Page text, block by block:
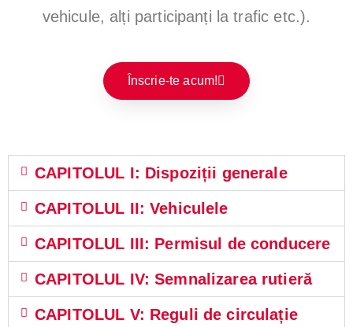
fe
or
3,
Se
ct
vehicule, alți participanți la trafic etc.).
Înscrie-te acum!
CAPITOLUL I: Dispoziții generale
CAPITOLUL II: Vehiculele
CAPITOLUL III: Permisul de conducere
CAPITOLUL IV: Semnalizarea rutieră
CAPITOLUL V: Reguli de circulație